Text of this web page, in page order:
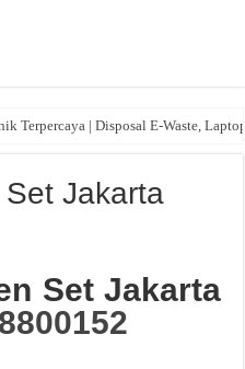
Terpercaya | Disposal E-Waste,
Jakarta
Set Jakarta